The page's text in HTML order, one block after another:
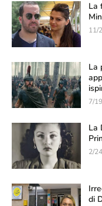
La
11/
La
7/
La
2/
di